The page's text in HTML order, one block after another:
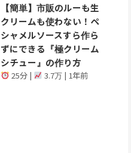
【簡単】市販のルーも生
クリームも使わない！ペ
シャメルソースすら作ら
ずにできる『極クリーム
シチュー』の作り方
25分 | 3.7万 | 1年前